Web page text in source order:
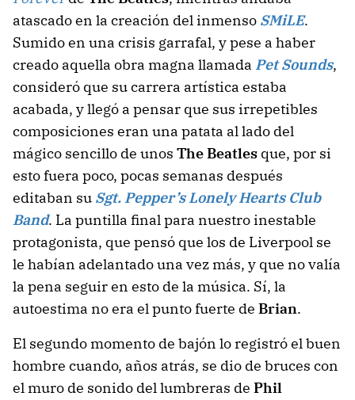
atascado en la creación del inmenso SMiLE.
Sumido en una crisis garrafal, y pese a haber
creado aquella obra magna llamada Pet Sounds,
consideró que su carrera artística estaba
acabada, y llegó a pensar que sus irrepetibles
composiciones eran una patata al lado del
mágico sencillo de unos The Beatles que, por si
esto fuera poco, pocas semanas después
editaban su Sgt. Pepper’s Lonely Hearts Club
Band. La puntilla final para nuestro inestable
protagonista, que pensó que los de Liverpool se
le habían adelantado una vez más, y que no valía
la pena seguir en esto de la música. Sí, la
autoestima no era el punto fuerte de Brian.
El segundo momento de bajón lo registró el buen
hombre cuando, años atrás, se dio de bruces con
el muro de sonido del lumbreras de Phil